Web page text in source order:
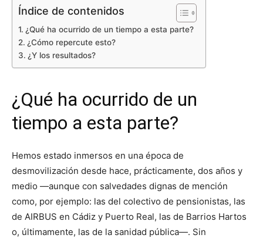
Índice de contenidos
¿Qué ha ocurrido de un tiempo a esta parte?
¿Cómo repercute esto?
¿Y los resultados?
¿Qué ha ocurrido de un
tiempo a esta parte?
Hemos estado inmersos en una época de
desmovilización desde hace, prácticamente, dos años y
medio —aunque con salvedades dignas de mención
como, por ejemplo: las del colectivo de pensionistas, las
de AIRBUS en Cádiz y Puerto Real, las de Barrios Hartos
o, últimamente, las de la sanidad pública—. Sin